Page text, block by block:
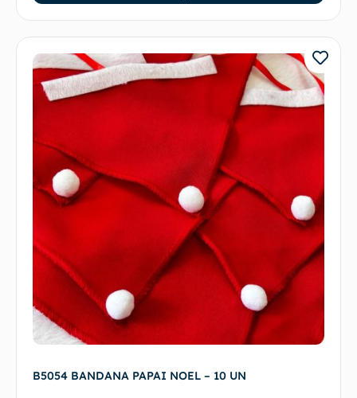
B5054 BANDANA PAPAI NOEL – 10 UN